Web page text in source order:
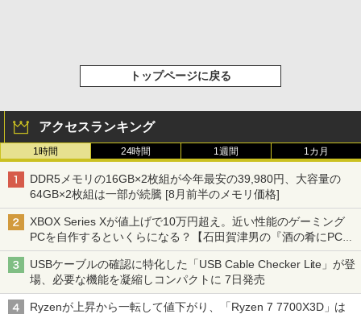
トップページに戻る
アクセスランキング
1時間 24時間 1週間 1カ月
DDR5メモリの16GB×2枚組が今年最安の39,980円、大容量の
64GB×2枚組は一部が続騰 [8月前半のメモリ価格]
XBOX Series Xが値上げで10万円超え。近い性能のゲーミング
PCを自作するといくらになる？【石田賀津男の『酒の肴にPCゲ
ーム』】
USBケーブルの確認に特化した「USB Cable Checker Lite」が登
場、必要な機能を凝縮しコンパクトに 7日発売
Ryzenが上昇から一転して値下がり、「Ryzen 7 7700X3D」は